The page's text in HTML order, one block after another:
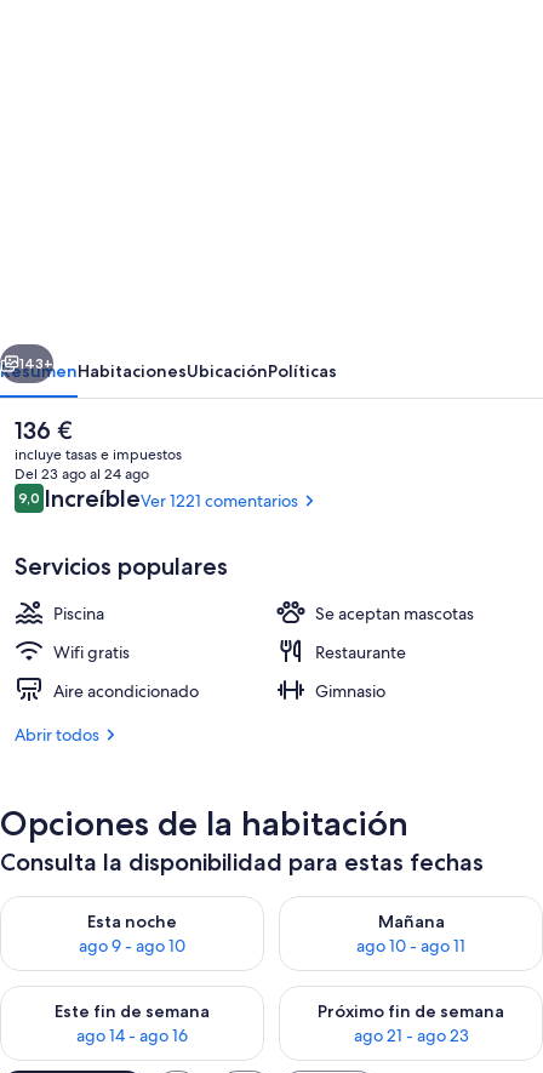
Bar de copas
Siguiente
143+
ResumenHabitacionesUbicaciónPolíticas
El
precio
actual
es
de
136 €
incluye tasas e impuestos
Del 23 ago al 24 ago
Comentarios
9,09,0 de 10
IncreíbleVer 1221 comentarios
Servicios populares
Piscina
Se aceptan mascotas
Wifi gratis
Restaurante
Aire acondicionado
Gimnasio
Abrir todos
Opciones de la habitación
Consulta la disponibilidad para estas fechas
Esta noche
ago 9 - ago 10
Consulta la disponibilidad para esta noche, ago 9 - ago 10
Mañana
ago 10 - ago 11
Consulta la disponibilidad
Este fin de semana
ago 14 - ago 16
Consulta la disponibilidad para este fin de semana, ago 14 -
Próximo fin de semana
ago 21 - ago 23
Consulta la disponibilidad